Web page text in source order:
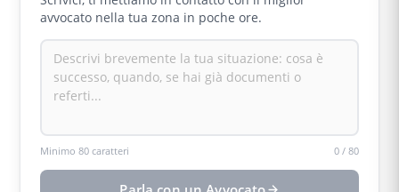
avvocato nella tua zona in poche ore.
Minimo 80 caratteri 0/ 80